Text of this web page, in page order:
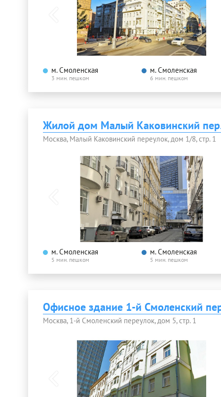
м. Смоленская
3 мин. пешком
м. Смоленская
6 мин. пешком
Жилой дом Малый Каковинский
Москва, Малый Каковинский переулок, дом 1/8, стр. 1
м. Смоленская
5 мин. пешком
м. Смоленская
5 мин. пешком
Офисное здание 1-й Смоленский
Москва, 1-й Смоленский переулок, дом 5, стр. 1